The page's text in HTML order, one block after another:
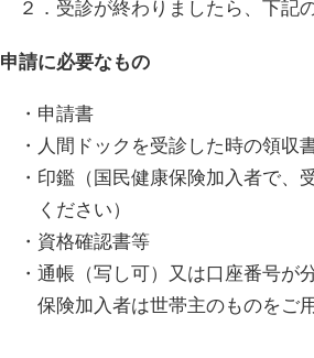
２．受診が終わりましたら、下記
申請に必要なもの
・申請書
・人間ドックを受診した時の領収書
・印鑑（国民健康保険加入者で、
ください）
・資格確認書等
・通帳（写し可）又は口座番号が
保険加入者は世帯主のものをご用